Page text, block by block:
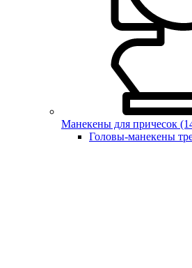
Манекены для причесок
Головы-манекены